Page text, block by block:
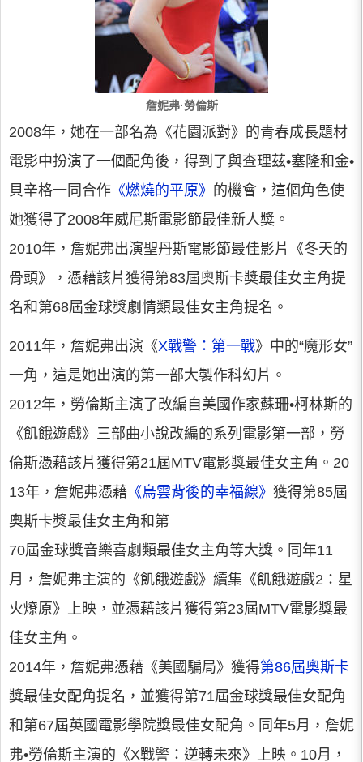
詹妮弗·勞倫斯
2008年，她在一部名為《花園派對》的青春成長題材
電影中扮演了一個配角後，得到了與查理茲•塞隆和金•
貝辛格一同合作 《燃燒的平原》 的機會，這個角色使
她獲得了2008年威尼斯電影節最佳新人獎。
2010年，詹妮弗出演聖丹斯電影節最佳影片《冬天的
骨頭》，憑藉該片獲得第83屆奧斯卡獎最佳女主角提
名和第68屆金球獎劇情類最佳女主角提名。
2011年，詹妮弗出演《X戰警：第一戰》中的“魔形女”
一角，這是她出演的第一部大製作科幻片。
2012年，勞倫斯主演了改編自美國作家蘇珊•柯林斯的
《飢餓遊戲》三部曲小說改編的系列電影第一部，勞
倫斯憑藉該片獲得第21屆MTV電影獎最佳女主角。20
13年，詹妮弗憑藉 《烏雲背後的幸福線》 獲得第85屆
奧斯卡獎最佳女主角和第
70屆金球獎音樂喜劇類最佳女主角等大獎。同年11
月，詹妮弗主演的《飢餓遊戲》續集《飢餓遊戲2：星
火燎原》上映，並憑藉該片獲得第23屆MTV電影獎最
佳女主角。
2014年，詹妮弗憑藉《美國騙局》獲得第86屆奧斯卡
獎最佳女配角提名，並獲得第71屆金球獎最佳女配角
和第67屆英國電影學院獎最佳女配角。同年5月，詹妮
弗•勞倫斯主演的《X戰警：逆轉未來》上映。10月，